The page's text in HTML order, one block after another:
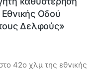
Οδού
Δελφούς»
42ο χλμ της εθνικής